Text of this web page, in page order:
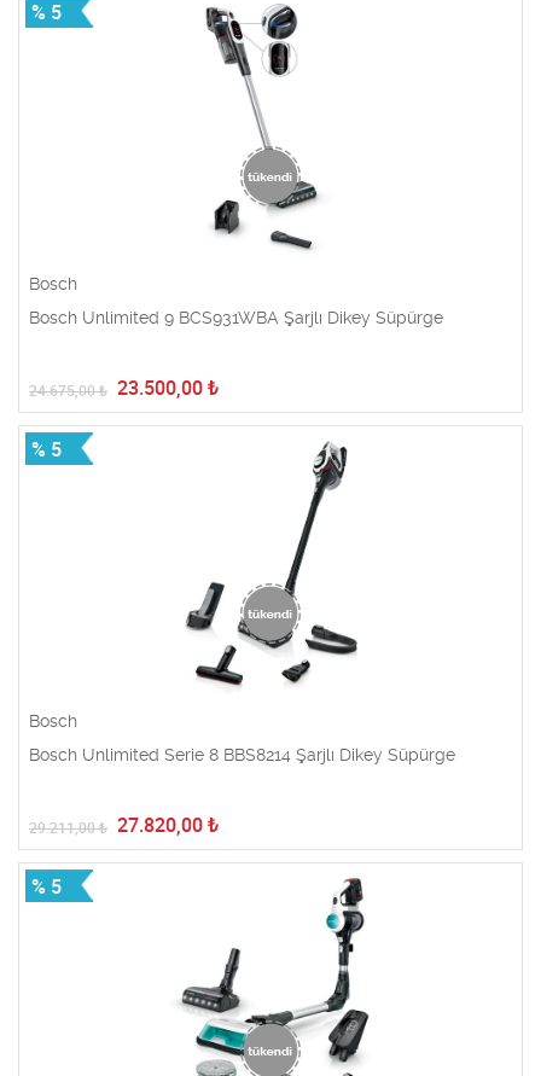
% 5
Bosch
Bosch Unlimited 9 BCS931WBA Şarjlı Dikey Süpürge
24.675,00₺ 23.500,00 ₺
% 5
Bosch
Bosch Unlimited Serie 8 BBS8214 Şarjlı Dikey Süpürge
29.211,00₺ 27.820,00 ₺
% 5